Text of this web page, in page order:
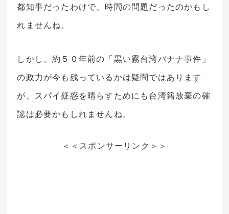
都知事だったわけで、時間の問題だったのかもし
れませんね。
しかし、約５０年前の「黒い霧台湾バナナ事件」
の政力が今も残っているかは疑問ではあります
が、スパイ疑惑を晴らすためにも台湾籍放棄の確
認は必要かもしれませんね。
＜＜スポンサーリンク＞＞